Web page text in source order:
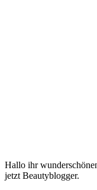
Hallo ihr
jetzt Beautyblogger.